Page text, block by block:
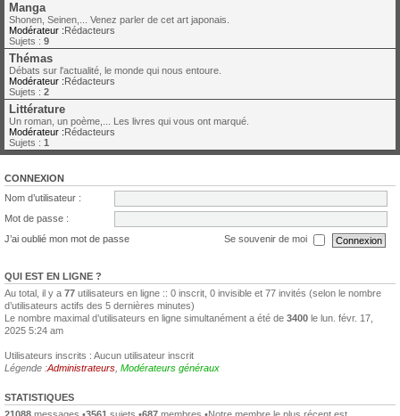
Manga
Shonen, Seinen,... Venez parler de cet art japonais.
Modérateur :Rédacteurs
Sujets : 9
Thémas
Débats sur l'actualité, le monde qui nous entoure.
Modérateur :Rédacteurs
Sujets : 2
Littérature
Un roman, un poème,... Les livres qui vous ont marqué.
Modérateur :Rédacteurs
Sujets : 1
CONNEXION
Nom d’utilisateur :
Mot de passe :
J’ai oublié mon mot de passe
Se souvenir de moi
QUI EST EN LIGNE ?
Au total, il y a 77 utilisateurs en ligne :: 0 inscrit, 0 invisible et 77 invités (selon le nombre
d’utilisateurs actifs des 5 dernières minutes)
Le nombre maximal d’utilisateurs en ligne simultanément a été de 3400 le lun. févr. 17,
2025 5:24 am
Utilisateurs inscrits : Aucun utilisateur inscrit
Légende :Administrateurs Modérateurs généraux
STATISTIQUES